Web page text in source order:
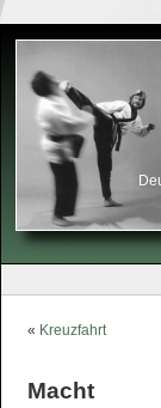
« Kreuzfahrt
Macht